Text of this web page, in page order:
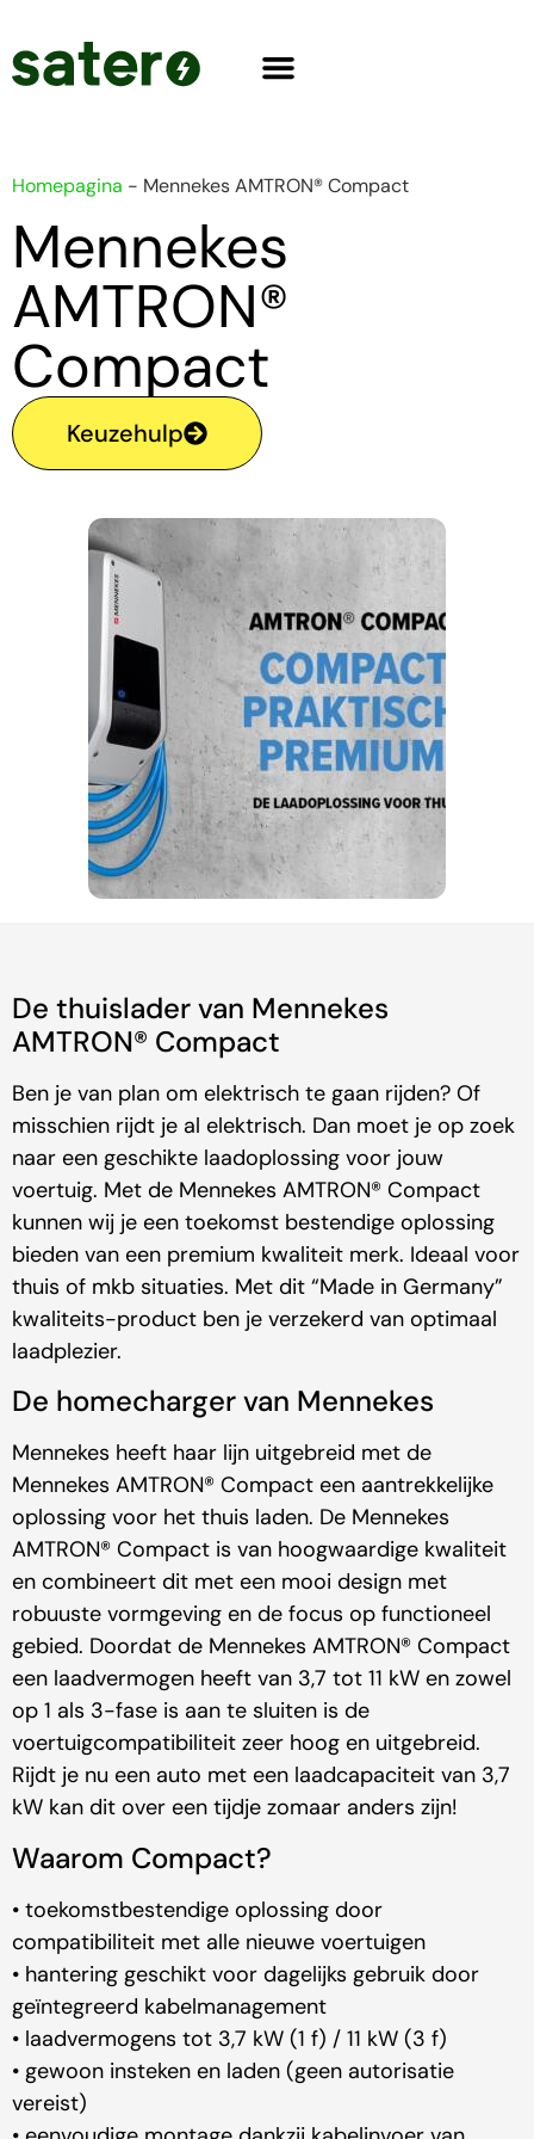
Homepagina - Mennekes AMTRON® Compact
Mennekes
AMTRON®
Compact
Keuzehulp
De thuislader van Mennekes
AMTRON® Compact
Ben je van plan om elektrisch te gaan rijden? Of
misschien rijdt je al elektrisch. Dan moet je op zoek
naar een geschikte laadoplossing voor jouw
voertuig. Met de Mennekes AMTRON® Compact
kunnen wij je een toekomst bestendige oplossing
bieden van een premium kwaliteit merk. Ideaal voor
thuis of mkb situaties. Met dit “Made in Germany”
kwaliteits-product ben je verzekerd van optimaal
laadplezier.
De homecharger van Mennekes
Mennekes heeft haar lijn uitgebreid met de
Mennekes AMTRON® Compact een aantrekkelijke
oplossing voor het thuis laden. De Mennekes
AMTRON® Compact is van hoogwaardige kwaliteit
en combineert dit met een mooi design met
robuuste vormgeving en de focus op functioneel
gebied. Doordat de Mennekes AMTRON® Compact
een laadvermogen heeft van 3,7 tot 11 kW en zowel
op 1 als 3-fase is aan te sluiten is de
voertuigcompatibiliteit zeer hoog en uitgebreid.
Rijdt je nu een auto met een laadcapaciteit van 3,7
kW kan dit over een tijdje zomaar anders zijn!
Waarom Compact?
• toekomstbestendige oplossing door
compatibiliteit met alle nieuwe voertuigen
• hantering geschikt voor dagelijks gebruik door
geïntegreerd kabelmanagement
• laadvermogens tot 3,7 kW (1 f) / 11 kW (3 f)
• gewoon insteken en laden (geen autorisatie
vereist)